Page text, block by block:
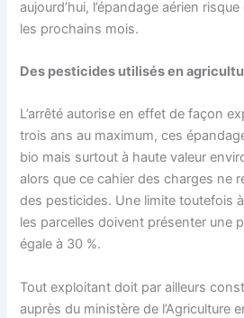
aujourd’hui, l’épandage aérien
les prochains mois.
Des pesticides utilisés en
L’arrêté autorise en effet de façon
trois ans au maximum, ces
bio mais surtout à haute valeur
alors que ce cahier des charges ne
des pesticides. Une limite toutefois
les parcelles doivent présenter une
égale à 30 %.
Tout exploitant doit par ailleurs
auprès du ministère de l’Agriculture